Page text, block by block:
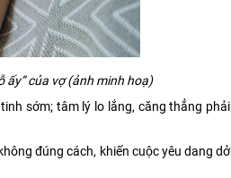
ấy” của vợ (ảnh minh hoạ)
sớm; tâm lý lo lắng, căng thẳng phải
đúng cách, khiến cuộc yêu dang dở